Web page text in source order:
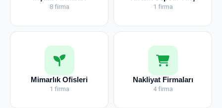
8 firma 1 firma
Mimarlık Ofisleri
1 firma
Nakliyat Firmaları
4 firma